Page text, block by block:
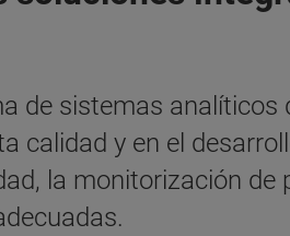
de sistemas analíticos
calidad y en el
la monitorización